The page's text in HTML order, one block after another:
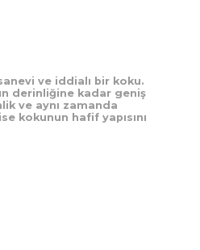
ve iddialı bir koku.
derinliğine kadar geniş
ve aynı zamanda
kokunun hafif yapısını